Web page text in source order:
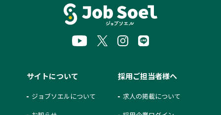
サイトについて
ジョブソエルについて
採用ご担当者様へ
求人の掲載について